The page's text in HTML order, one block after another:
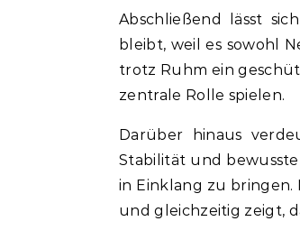
Abschließend lässt
bleibt, weil es sowohl
trotz Ruhm ein
zentrale Rolle spielen.
Darüber hinaus
Stabilität und
in Einklang zu bringen.
und gleichzeitig zeigt,